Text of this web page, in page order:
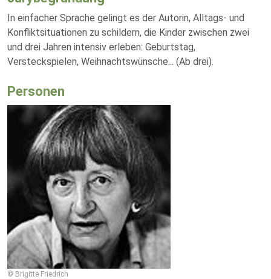
In einfacher Sprache gelingt es der Autorin, Alltags- und
Konfliktsituationen zu schildern, die Kinder zwischen zwei
und drei Jahren intensiv erleben: Geburtstag,
Versteckspielen, Weihnachtswünsche... (Ab drei).
Personen
© Brigitte Friedrich